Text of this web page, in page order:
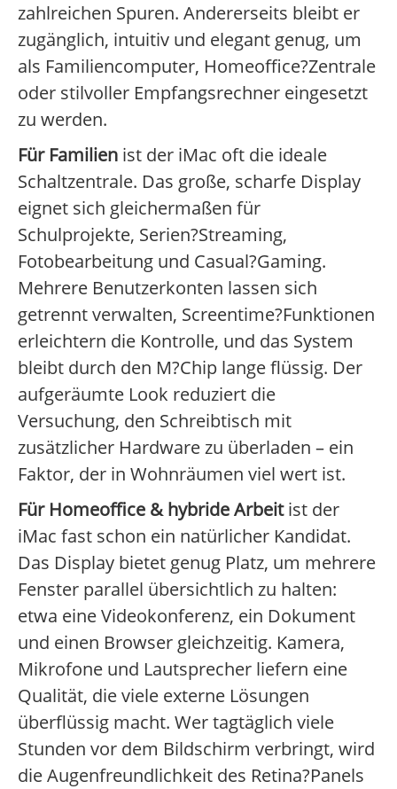
zahlreichen Spuren. Andererseits bleibt er
zugänglich, intuitiv und elegant genug, um
als Familiencomputer, Homeoffice?Zentrale
oder stilvoller Empfangsrechner eingesetzt
zu werden.
Für Familien ist der iMac oft die ideale
Schaltzentrale. Das große, scharfe Display
eignet sich gleichermaßen für
Schulprojekte, Serien?Streaming,
Fotobearbeitung und Casual?Gaming.
Mehrere Benutzerkonten lassen sich
getrennt verwalten, Screentime?Funktionen
erleichtern die Kontrolle, und das System
bleibt durch den M?Chip lange flüssig. Der
aufgeräumte Look reduziert die
Versuchung, den Schreibtisch mit
zusätzlicher Hardware zu überladen – ein
Faktor, der in Wohnräumen viel wert ist.
Für Homeoffice & hybride Arbeitist der
iMac fast schon ein natürlicher Kandidat.
Das Display bietet genug Platz, um mehrere
Fenster parallel übersichtlich zu halten:
etwa eine Videokonferenz, ein Dokument
und einen Browser gleichzeitig. Kamera,
Mikrofone und Lautsprecher liefern eine
Qualität, die viele externe Lösungen
überflüssig macht. Wer tagtäglich viele
Stunden vor dem Bildschirm verbringt, wird
die Augenfreundlichkeit des Retina?Panels